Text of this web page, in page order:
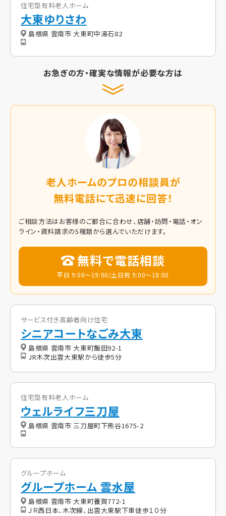
住宅型有料老人ホーム
大東ゆりさわ
島根県 雲南市 大東町中湯石82
お急ぎの方・確実な情報が必要な方は
老人ホームのプロの相談員が
無料電話にて迅速に回答！
ご相談方法はお客様のご都合に合わせ、店舗・訪問・電話・オン
ライン・資料請求の5種類から選んでいただけます。
無料で電話相談
平日 9:00～19:00/土日祝 9:00～18:00
サービス付き高齢者向け住宅
シニアコートなごみ大東
島根県 雲南市 大東町飯田92-1
JR木次出雲大東駅から徒歩5分
住宅型有料老人ホーム
ウェルライフ三刀屋
島根県 雲南市 三刀屋町下熊谷1675-2
グループホーム
グループホーム 雲水屋
島根県 雲南市 大東町養賀772-1
ＪＲ西日本、木次線、出雲大東駅下車徒歩１０分